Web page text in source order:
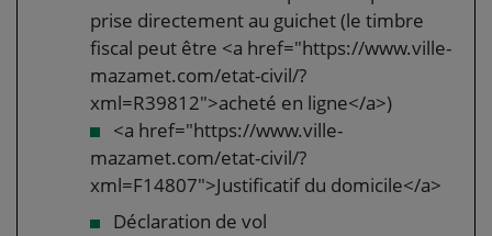
prise directement au guichet (le timbre
fiscal peut être <a href="https://www.ville-
mazamet.com/etat-civil/?
xml=R39812">acheté en ligne</a>)
<a href="https://www.ville-
mazamet.com/etat-civil/?
xml=F14807">Justificatif du domicile</a>
Déclaration de vol